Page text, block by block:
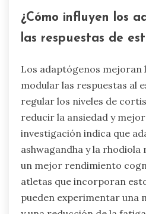
Nutrientes raros que
mental incluyen ácidos
mejoran la función
estado de ánimo. El
del estrés y reduce la
grupo B, particularmente
cruciales para la síntesis
la salud cerebral en
aunque no se destacan
contribuyen
mental en los atletas.